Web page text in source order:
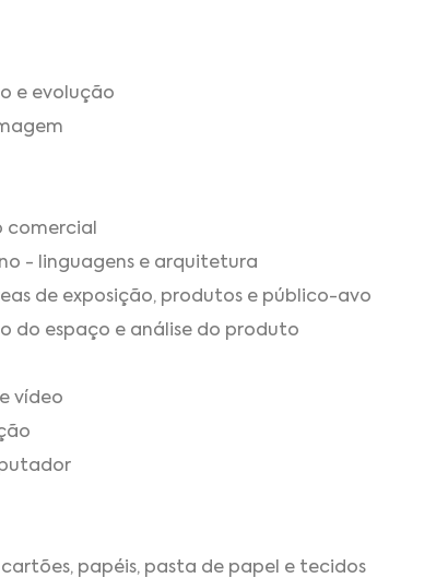
e evolução
comercial
- linguagens e arquitetura
de exposição, produtos e público-avo
do espaço e análise do produto
vídeo
papéis, pasta de papel e tecidos